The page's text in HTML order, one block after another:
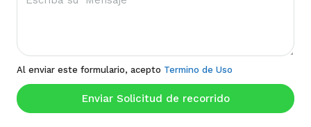
Al enviar este formulario, acepto Termino de Uso
Enviar Solicitud de recorrido